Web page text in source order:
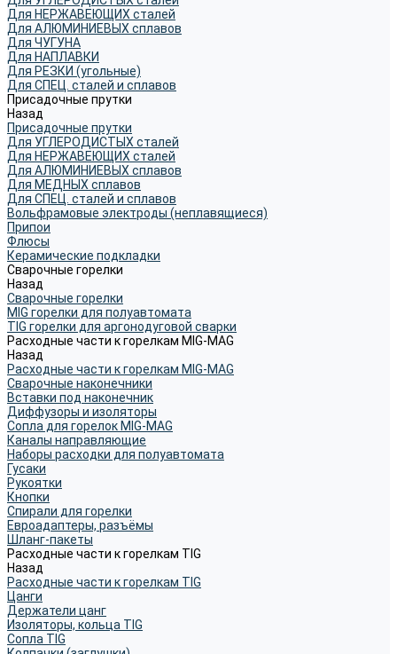
Для НЕРЖАВЕЮЩИХ сталей
Для АЛЮМИНИЕВЫХ сплавов
Для ЧУГУНА
Для НАПЛАВКИ
Для РЕЗКИ (угольные)
Для СПЕЦ. сталей и сплавов
Присадочные прутки
Назад
Присадочные прутки
Для УГЛЕРОДИСТЫХ сталей
Для НЕРЖАВЕЮЩИХ сталей
Для АЛЮМИНИЕВЫХ сплавов
Для МЕДНЫХ сплавов
Для СПЕЦ. сталей и сплавов
Вольфрамовые электроды (неплавящиеся)
Припои
Флюсы
Керамические подкладки
Сварочные горелки
Назад
Сварочные горелки
MIG горелки для полуавтомата
TIG горелки для аргонодуговой сварки
Расходные части к горелкам MIG-MAG
Назад
Расходные части к горелкам MIG-MAG
Сварочные наконечники
Вставки под наконечник
Диффузоры и изоляторы
Сопла для горелок MIG-MAG
Каналы направляющие
Наборы расходки для полуавтомата
Гусаки
Рукоятки
Кнопки
Спирали для горелки
Евроадаптеры, разъёмы
Шланг-пакеты
Расходные части к горелкам TIG
Назад
Расходные части к горелкам TIG
Цанги
Держатели цанг
Изоляторы, кольца TIG
Сопла TIG